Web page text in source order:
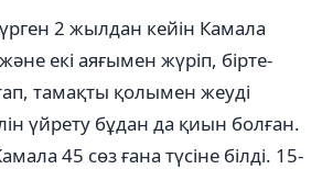
2 жылдан кейін Камала
екі аяғымен жүріп, бірте-
тамақты қолымен жеуді
үйрету бұдан да қиын болған.
45 сөз ғана түсіне білді. 15-